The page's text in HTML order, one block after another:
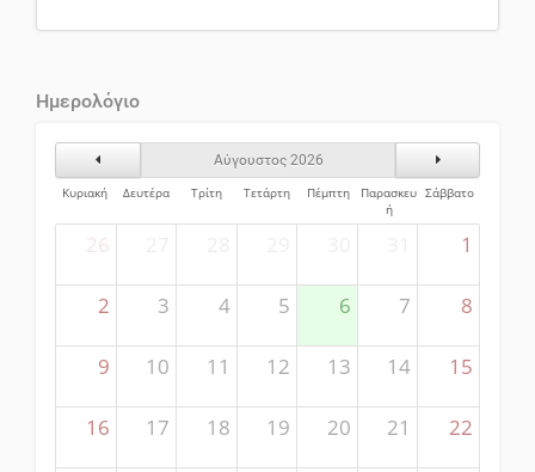
Ημερολόγιο
Προηγούμενος ΜήναςΑύγουστος 2026
Επόμενος
Κυριακή
Δευτέρα Τρίτη Τετάρτη Πέμπτη
Παρασκευ
ή
Σάββατο
26 1
2 3 4 5 6 7 8
9 10 11 12 13 14 15
16 17 18 19 20 21 22